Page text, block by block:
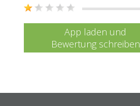
App laden und
Bewertung schreiben